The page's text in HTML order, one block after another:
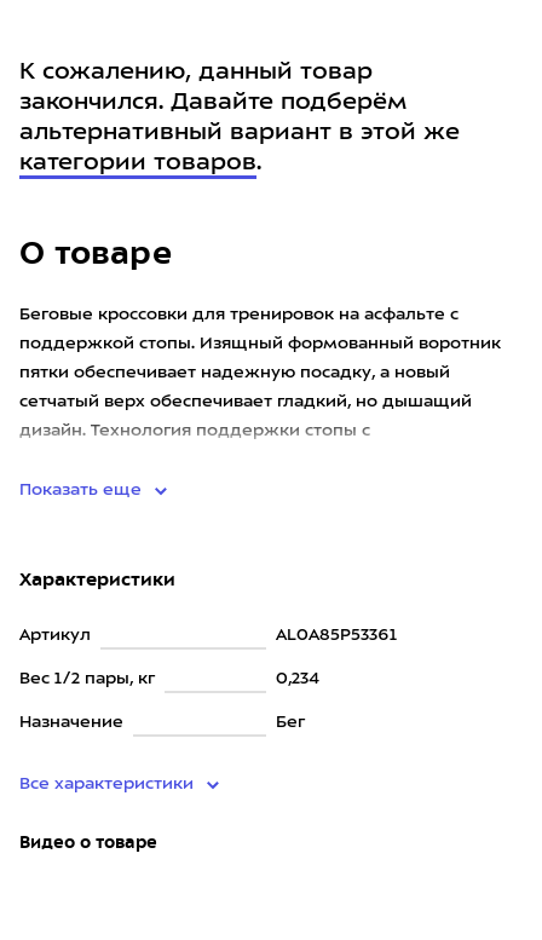
О товаре
Беговые кроссовки для тренировок на асфальте с
поддержкой стопы. Изящный формованный воротник
пятки обеспечивает надежную посадку, а новый
сетчатый верх обеспечивает гладкий, но дышащий
дизайн. Технология поддержки стопы с
Показать еще
Характеристики
Артикул AL0A85P53361
Вес 1/2 пары, кг 0,234
Назначение Бег
Все характеристики
Видео о товаре
К сожалению, данный товар
закончился. Давайте подберём
альтернативный вариант в этой же
категории товаров.